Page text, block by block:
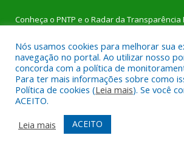
Conheça o PNTP e o Radar da Transparência
Todos os direitos reservados a Prefeitura
Eliseu.
Mapa do Site
Acessar Área Administrativa
Acessar Webmail
Nós usamos cookies para melhorar sua
navegação no portal. Ao utilizar nosso
concorda com a política de
Para ter mais informações sobre como
Política de cookies (Leia mais). Se você
ACEITO.
Leia mais
ACEITO